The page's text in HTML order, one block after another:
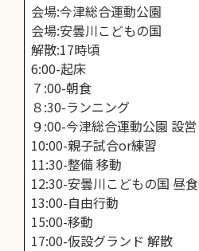
会場:今津総合運動公園
会場:安曇川こどもの国
解散:17時頃
6:00-起床
７:00-朝食
８:30-ランニング
９:00-今津総合運動公園 設営
10:00-親子試合or練習
11:30-整備 移動
12:30-安曇川こどもの国 昼食
13:00-自由行動
15:00-移動
17:00-仮設グランド 解散